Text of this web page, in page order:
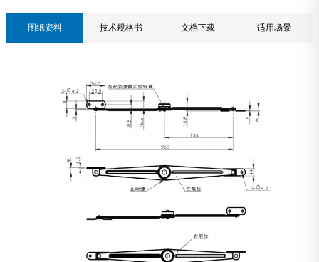
图纸资料 技术规格书 文档下载 适用场景